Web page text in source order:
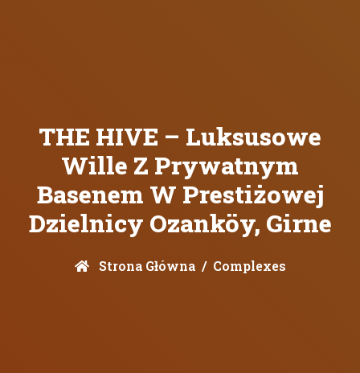
THE HIVE – Luksusowe
Wille Z Prywatnym
Basenem W Prestiżowej
Dzielnicy Ozanköy, Girne
Strona Główna Complexes